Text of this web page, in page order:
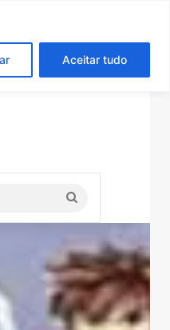
Aceitar tudo
por